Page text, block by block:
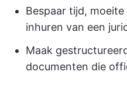
Bespaar tijd,
inhuren van een
Maak
documenten die